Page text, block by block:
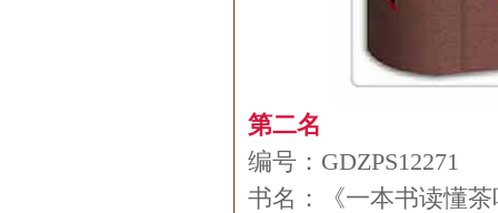
第二名
编号：GDZPS12271
书名：《一本书读懂